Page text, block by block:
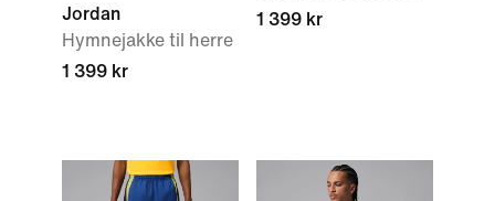
Jordan
Hymnejakke til herre
1 399 kr
1 399 kr